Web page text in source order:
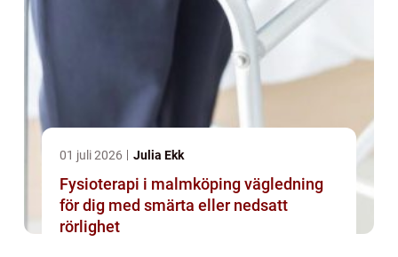
01 juli 2026 Julia Ekk
Fysioterapi i malmköping vägledning
för dig med smärta eller nedsatt
rörlighet